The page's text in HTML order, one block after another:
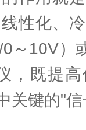
性化、
～10V）
，既提
关键的"